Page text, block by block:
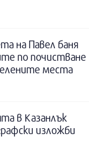
на Павел баня
по почистване
места
в Казанлък
изложби